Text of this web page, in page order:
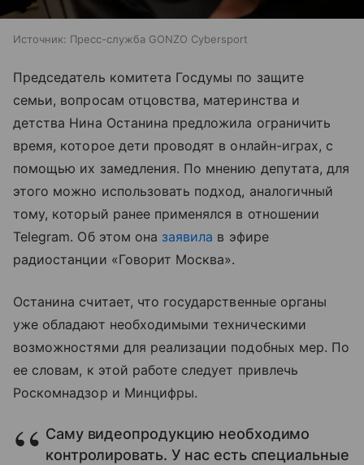
Источник: Пресс-служба GONZO Cybersport
Председатель комитета Госдумы по защите
семьи, вопросам отцовства, материнства и
детства Нина Останина предложила ограничить
время, которое дети проводят в онлайн-играх, с
помощью их замедления. По мнению депутата, для
этого можно использовать подход, аналогичный
тому, который ранее применялся в отношении
Telegram. Об этом она заявила в эфире
радиостанции «Говорит Москва».
Останина считает, что государственные органы
уже обладают необходимыми техническими
возможностями для реализации подобных мер. По
ее словам, к этой работе следует привлечь
Роскомнадзор и Минцифры.
Саму видеопродукцию необходимо
контролировать. У нас есть специальные